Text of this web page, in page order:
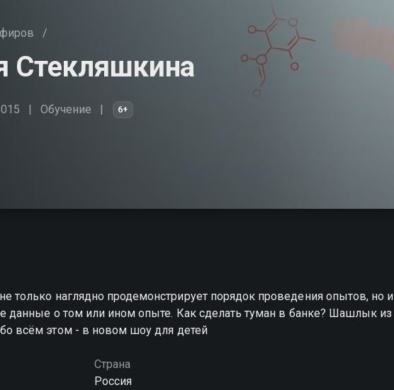
/
Стекляшкина
Обучение 6+
только наглядно продемонстрирует порядок проведения опытов, но и
данные о том или ином опыте. Как сделать туман в банке? Шашлык из
всём этом - в новом шоу для детей
Страна
Россия